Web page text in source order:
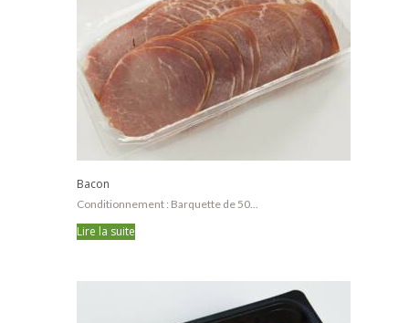
Bacon
Conditionnement : Barquette de 50...
Lire la suite